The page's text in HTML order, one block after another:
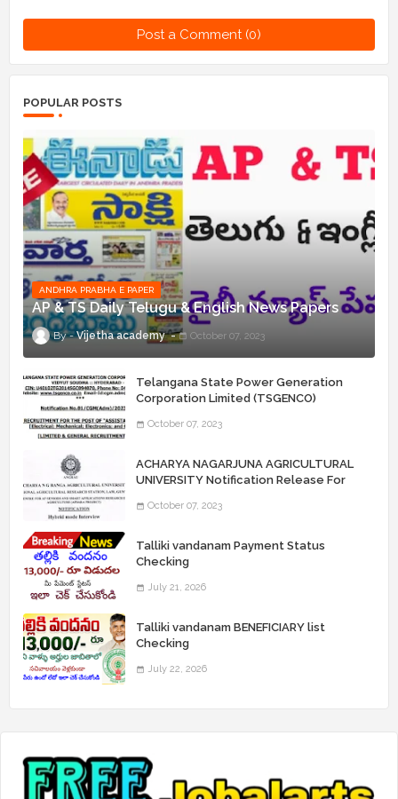
Post a Comment (0)
POPULAR POSTS
ANDHRA PRABHA E PAPER
AP & TS Daily Telugu & English News Papers
Vijetha academy October 07, 2023
Telangana State Power Generation
Corporation Limited (TSGENCO)
“Assistant Engineers" Posts
October 07, 2023
ACHARYA NAGARJUNA AGRICULTURAL
UNIVERSITY Notification Release For
October 07, 2023
Talliki vandanam Payment Status
Checking
July 21, 2026
Talliki vandanam BENEFICIARY list
Checking
July 22, 2026